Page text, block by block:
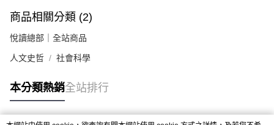
商品相關分類 (2)
悅讀總部｜全站商品
人文史哲 社會科學
本分類熱銷全站排行